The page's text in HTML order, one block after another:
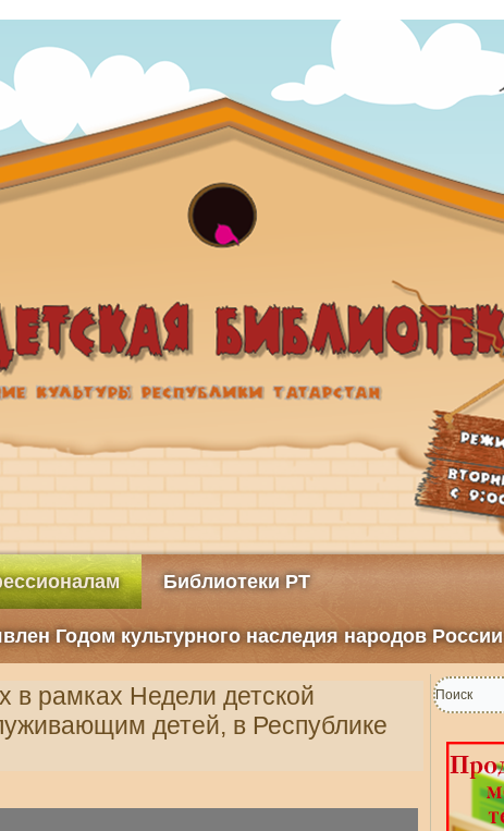
Библиотеки РТ
Годом культурного наследия народов России
в рамках Недели детской
детей, в Республике